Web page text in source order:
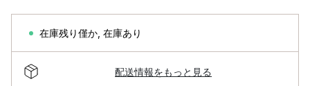
在庫残り僅か 在庫あり
配送情報をもっと見る